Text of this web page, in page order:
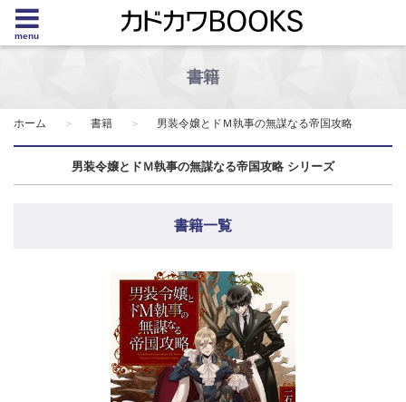
menu
書籍
ホーム 書籍 男装令嬢とドＭ執事の無謀なる帝国攻略
男装令嬢とドＭ執事の無謀なる帝国攻略 シリーズ
書籍一覧